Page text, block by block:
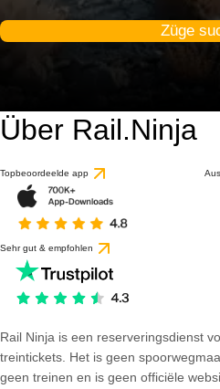
Züge
Über Rail.Ninja
Topbeoordeelde app
Sehr gut & empfohlen
Rail Ninja is een reserveringsdienst
treintickets. Het is geen
geen treinen en is geen officiële